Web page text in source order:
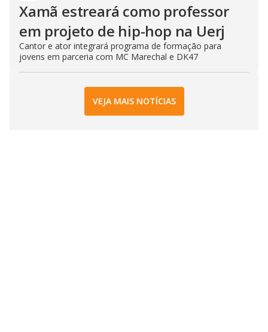
Xamã estreará como professor
em projeto de hip-hop na Uerj
Cantor e ator integrará programa de formação para
jovens em parceria com MC Marechal e DK47
VEJA MAIS NOTÍCIAS